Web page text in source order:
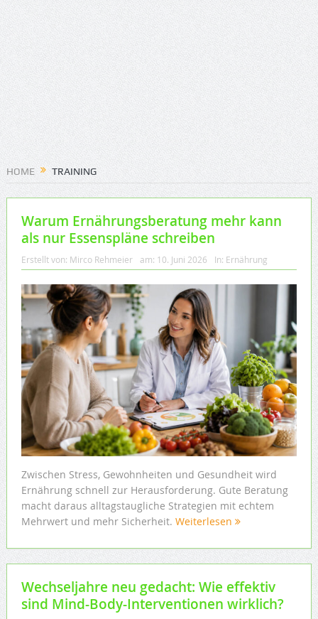
HOME TRAINING
Warum Ernährungsberatung mehr kann
als nur Essenspläne schreiben
Erstellt von: Mirco Rehmeier am: 10. Juni 2026 In: Ernährung
Zwischen Stress, Gewohnheiten und Gesundheit wird
Ernährung schnell zur Herausforderung. Gute Beratung
macht daraus alltagstaugliche Strategien mit echtem
Mehrwert und mehr Sicherheit. Weiterlesen
Wechseljahre neu gedacht: Wie effektiv
sind Mind-Body-Interventionen wirklich?